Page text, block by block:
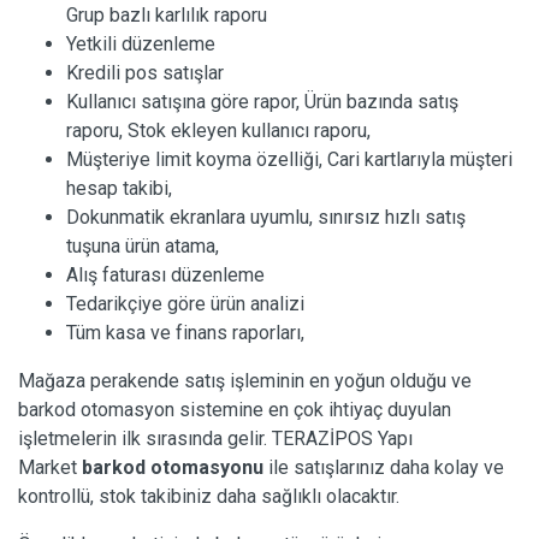
Grup bazlı karlılık raporu
Yetkili düzenleme
Kredili pos satışlar
Kullanıcı satışına göre rapor, Ürün bazında satış
raporu, Stok ekleyen kullanıcı raporu,
Müşteriye limit koyma özelliği, Cari kartlarıyla müşteri
hesap takibi,
Dokunmatik ekranlara uyumlu, sınırsız hızlı satış
tuşuna ürün atama,
Alış faturası düzenleme
Tedarikçiye göre ürün analizi
Tüm kasa ve finans raporları,
Mağaza perakende satış işleminin en yoğun olduğu ve
barkod otomasyon sistemine en çok ihtiyaç duyulan
işletmelerin ilk sırasında gelir. TERAZİPOS Yapı
Market barkod otomasyonu ile satışlarınız daha kolay ve
kontrollü, stok takibiniz daha sağlıklı olacaktır.